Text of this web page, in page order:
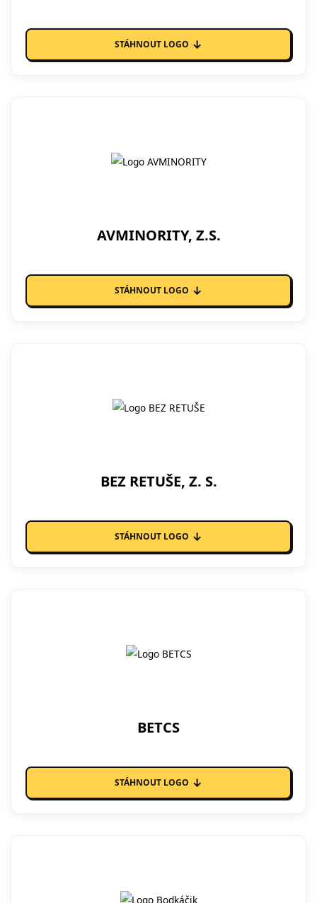
STÁHNOUT LOGO ↓
AVMINORITY, Z.S.
STÁHNOUT LOGO ↓
BEZ RETUŠE, Z. S.
STÁHNOUT LOGO ↓
BETCS
STÁHNOUT LOGO ↓